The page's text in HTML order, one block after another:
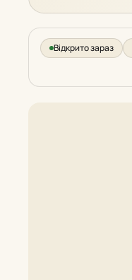
Відкрито зараз